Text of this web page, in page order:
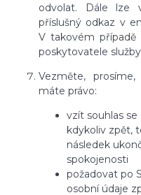
odvolat. Dále lze
příslušný odkaz v
V takovém případě
poskytovatele
Vezměte,
máte právo:
vzít souhlas
kdykoliv zpět,
následek
spokojenosti
požadovat po
osobní údaje